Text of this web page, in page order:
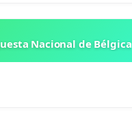
Nacional de Bélgica